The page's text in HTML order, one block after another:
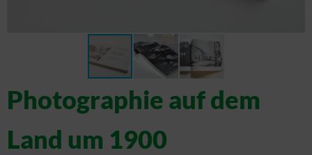
Photographie auf dem
Land um 1900